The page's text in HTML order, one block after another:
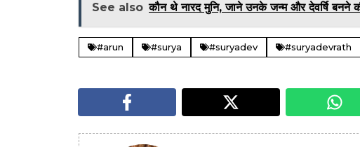
See also कौन थे नारद मुनि, जाने उनके जन्म और देवर्षि बनने
#arun #surya #suryadev #suryadevrath